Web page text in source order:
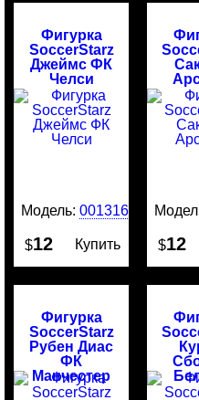
Фигурка
SoccerStarz
Джеймс ФК
Челси
Модель:0013161
$12 Купить $12
Фигурка
SoccerStarz
Рубен Диас
ФК
Манчестер
Сити